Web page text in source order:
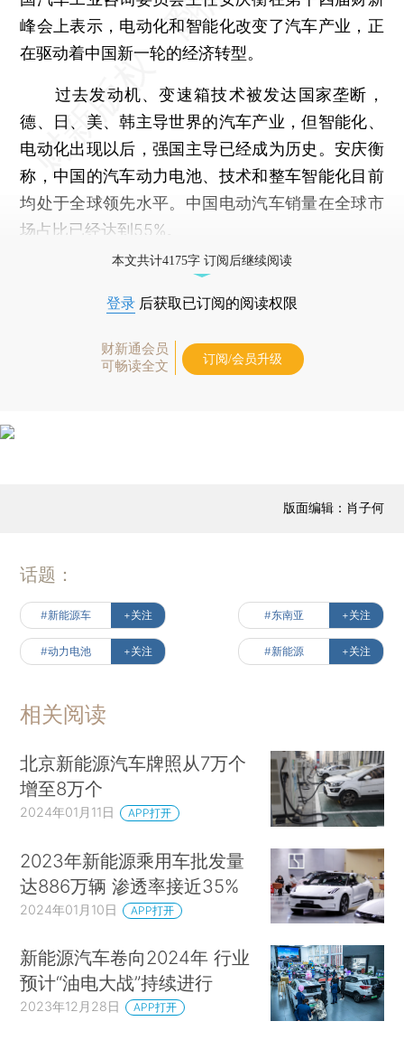
峰会上表示，电动化和智能化改变了汽车产业，正
在驱动着中国新一轮的经济转型。
过去发动机、变速箱技术被发达国家垄断，
德、日、美、韩主导世界的汽车产业，但智能化、
电动化出现以后，强国主导已经成为历史。安庆衡
称，中国的汽车动力电池、技术和整车智能化目前
均处于全球领先水平。中国电动汽车销量在全球市
场占比已经达到55%。
本文共计4175字 订阅后继续阅读
登录 后获取已订阅的阅读权限
财新通会员
可畅读全文
订阅/会员升级
版面编辑：肖子何
话题：
#新能源车 +关注 #东南亚 +关注
#动力电池 +关注 #新能源 +关注
相关阅读
北京新能源汽车牌照从7万个
增至8万个
2024年01月11日 APP打开
2023年新能源乘用车批发量
达886万辆 渗透率接近35%
2024年01月10日 APP打开
新能源汽车卷向2024年 行业
预计“油电大战”持续进行
2023年12月28日 APP打开